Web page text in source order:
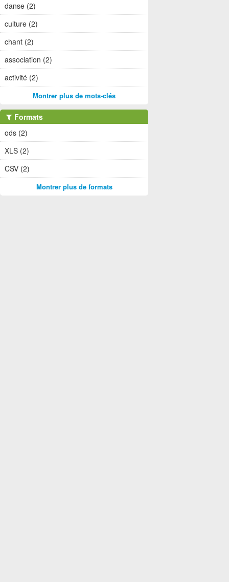
danse (2)
culture (2)
chant (2)
association (2)
activité (2)
Montrer plus de mots-clés
Formats
ods (2)
XLS (2)
CSV (2)
Montrer plus de formats